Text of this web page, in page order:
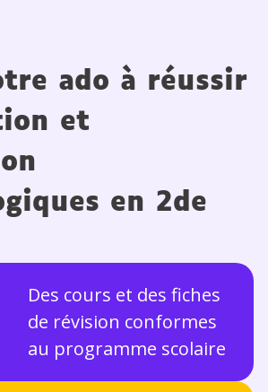
ado à réussir
et
en 2de
Des cours et des fiches
de révision conformes
au programme scolaire